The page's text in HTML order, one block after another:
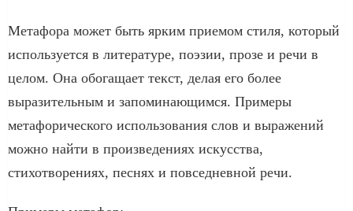
Метафора может быть ярким приемом стиля, который
используется в литературе, поэзии, прозе и речи в
целом. Она обогащает текст, делая его более
выразительным и запоминающимся. Примеры
метафорического использования слов и выражений
можно найти в произведениях искусства,
стихотворениях, песнях и повседневной речи.